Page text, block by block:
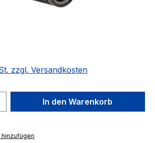
zzgl. Versandkosten
Gib den
In den Warenkorb